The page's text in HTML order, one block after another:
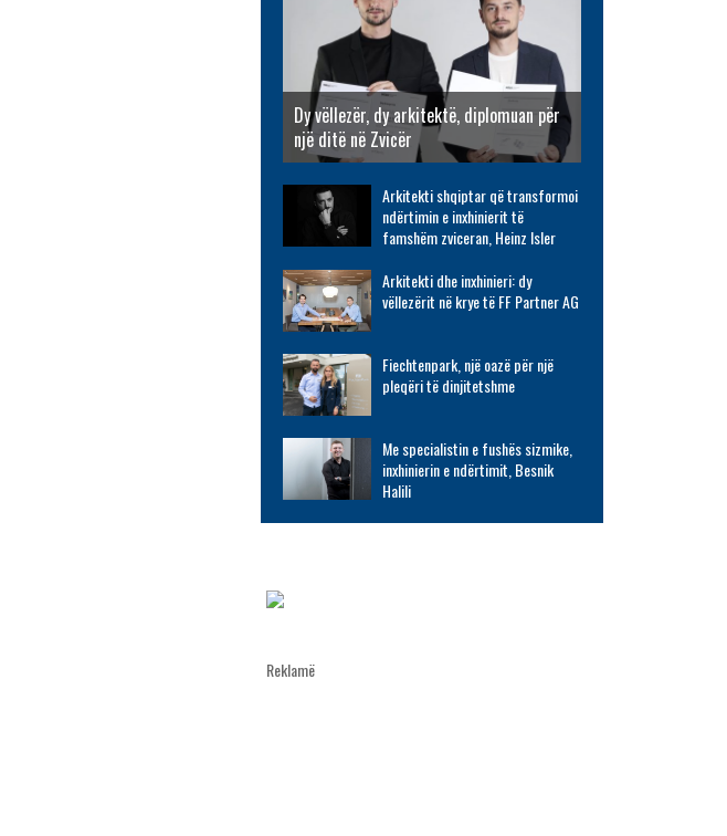
Dy vëllezër, dy arkitektë, diplomuan për
një ditë në Zvicër
Arkitekti shqiptar që transformoi
ndërtimin e inxhinierit të
famshëm zviceran, Heinz Isler
Arkitekti dhe inxhinieri: dy
vëllezërit në krye të FF Partner AG
Fiechtenpark, një oazë për një
pleqëri të dinjitetshme
Me specialistin e fushës sizmike,
inxhinierin e ndërtimit, Besnik
Halili
Reklamë